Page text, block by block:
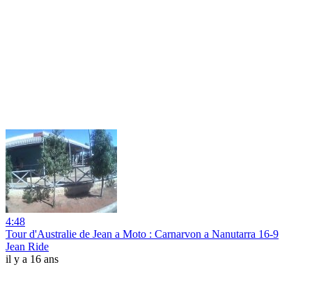
4:48
Tour d'Australie de Jean a Moto : Carnarvon a Nanutarra 16-9
Jean Ride
il y a 16 ans